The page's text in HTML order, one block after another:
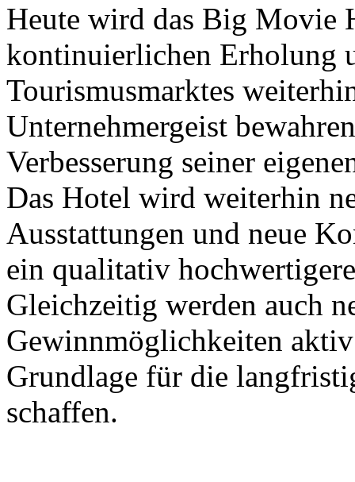
Heute wird das Big Movie
kontinuierlichen Erholung
Tourismusmarktes
Unternehmergeist
Verbesserung seiner
Das Hotel wird weiterhin
Ausstattungen und neue
ein qualitativ
Gleichzeitig werden auch
Gewinnmöglichkeiten
Grundlage für die
schaffen.